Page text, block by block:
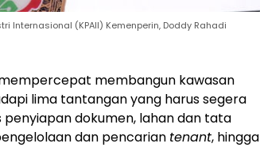
Internasional (KPAII) Kemenperin, Doddy Rahadi
membangun kawasan
lima tantangan yang harus segera
dokumen, lahan dan tata
dan pencarian tenant, hingga